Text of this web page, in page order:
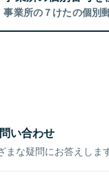
事業所の７けたの個別
い合わせ
な疑問にお答えします